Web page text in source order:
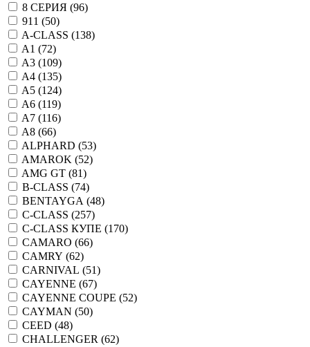
8 СЕРИЯ (96)
911 (50)
A-CLASS (138)
A1 (72)
A3 (109)
A4 (135)
A5 (124)
A6 (119)
A7 (116)
A8 (66)
ALPHARD (53)
AMAROK (52)
AMG GT (81)
B-CLASS (74)
BENTAYGA (48)
C-CLASS (257)
C-CLASS КУПЕ (170)
CAMARO (66)
CAMRY (62)
CARNIVAL (51)
CAYENNE (67)
CAYENNE COUPE (52)
CAYMAN (50)
CEED (48)
CHALLENGER (62)